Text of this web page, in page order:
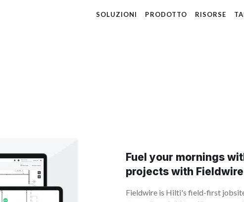
SOLUZIONI PRODOTTO RISORSE
Fuel your mornings
projects with Fieldwire
Fieldwire is Hilti's field-first